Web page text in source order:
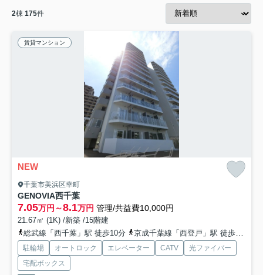
2棟 175件
賃貸マンション
NEW
千葉市美浜区幸町
GENOVIA西千葉
7.05万円～8.1万円 管理/共益費10,000円
21.67㎡ (1K) /新築 /15階建
総武線「西千葉」駅 徒歩10分
京成千葉線「西登戸」駅 徒歩10分
駐輪場 オートロック エレベーター CATV
光ファイバー
宅配ボックス